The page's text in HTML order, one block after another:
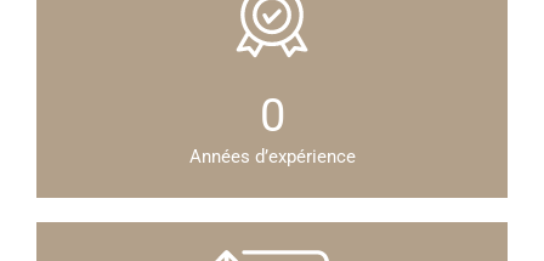
0
Années d’expérience